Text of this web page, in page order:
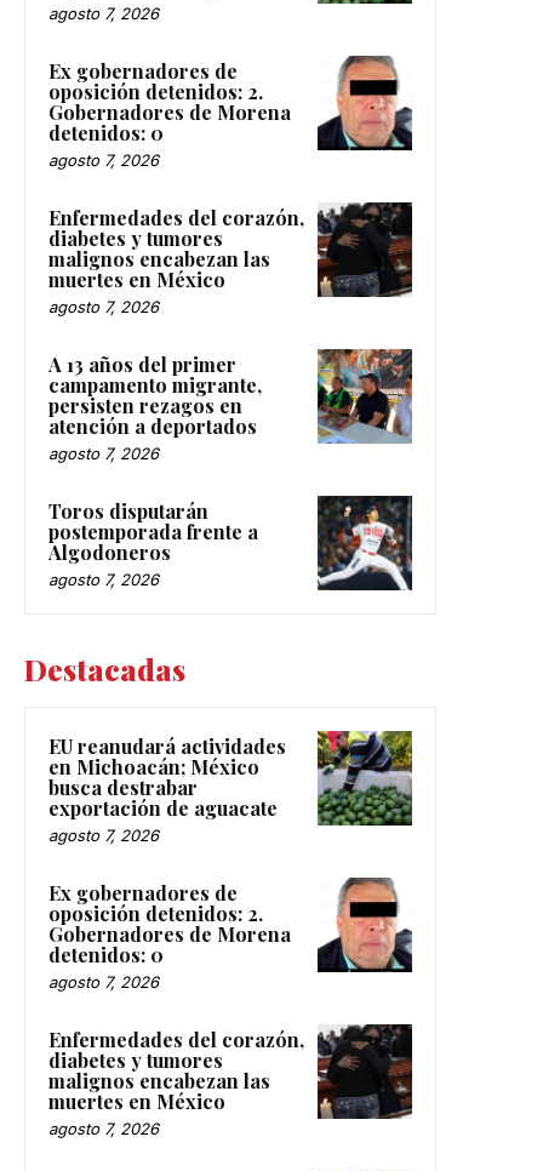
agosto 7, 2026
Ex gobernadores de
oposición detenidos: 2.
Gobernadores de Morena
detenidos: 0
agosto 7, 2026
Enfermedades del corazón,
diabetes y tumores
malignos encabezan las
muertes en México
agosto 7, 2026
A 13 años del primer
campamento migrante,
persisten rezagos en
atención a deportados
agosto 7, 2026
Toros disputarán
postemporada frente a
Algodoneros
agosto 7, 2026
Destacadas
EU reanudará actividades
en Michoacán; México
busca destrabar
exportación de aguacate
agosto 7, 2026
Ex gobernadores de
oposición detenidos: 2.
Gobernadores de Morena
detenidos: 0
agosto 7, 2026
Enfermedades del corazón,
diabetes y tumores
malignos encabezan las
muertes en México
agosto 7, 2026